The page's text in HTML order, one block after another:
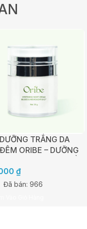
TRẮNG DA
ORIBE – DƯỠNG
₫
Đã bán: 966